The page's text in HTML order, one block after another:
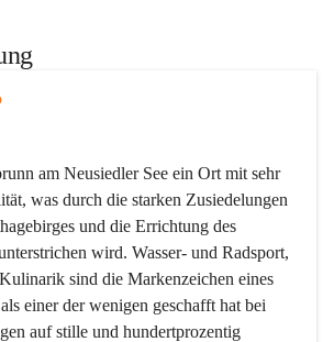
am Neusiedler See ein Ort mit sehr
was durch die starken Zusiedelungen
und die Errichtung des
wird. Wasser- und Radsport,
sind die Markenzeichen eines
einer der wenigen geschafft hat bei
auf stille und hundertprozentig